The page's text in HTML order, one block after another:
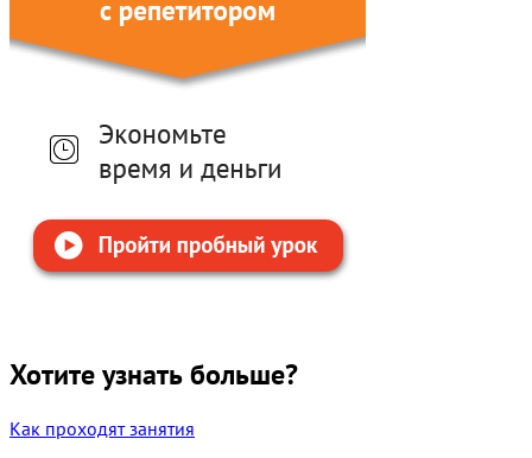
Хотите узнать больше?
Как проходят занятия